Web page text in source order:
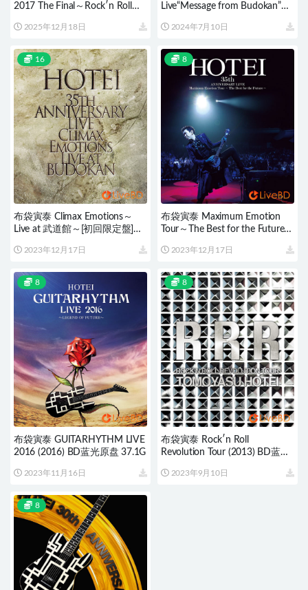
2017 The Final～Rock′n Roll
盘 37.8G
2025年12月18日
Live“Message from Budokan”
79.7G
2024年7月10日
16
布袋寅泰 Climax Emotions～
Live at 武道館～[初回限定盤]
90.4G
2023年12月17日
8
布袋寅泰 Maximum Emotion
Tour～The Best for the Future～
2023年12月17日
8
布袋寅泰 GUITARHYTHM LIVE
2016 (2016) BD蓝光原盘 37.1G
2023年11月16日
8
布袋寅泰 Rock′n Roll
Revolution Tour (2013) BD蓝光
2023年9月10日
8